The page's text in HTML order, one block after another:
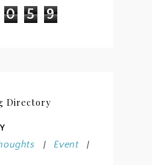
0 5
9
Directory
|Event |